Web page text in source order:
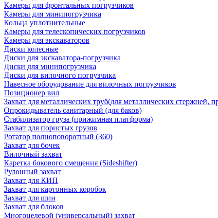
Камеры для фронтальных погрузчиков
Камеры для минипогрузчика
Кольца уплотнительные
Камеры для телескопических погрузчиков
Камеры для экскаваторов
Диски колесные
Диски для экскаватора-погрузчика
Диски для минипогрузчика
Диски для вилочного погрузчика
Навесное оборудование для вилочных погрузчиков
Позиционер вил
Захват для металлических труб(для металлических стержней,
Опрокидыватель санитарный (для баков)
Стабилизатор груза (прижимная платформа)
Захват для пористых грузов
Ротатор полноповоротный (360)
Захват для бочек
Вилочный захват
Каретка бокового смещения (Sideshifter)
Рулонный захват
Захват для КИП
Захват для картонных коробок
Захват для шин
Захват для блоков
Многоцелевой (универсальный) захват